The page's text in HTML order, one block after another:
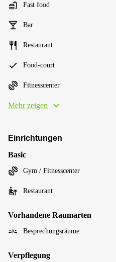
Fast food
Bar
Restaurant
Food-court
Fitnesscenter
Mehr zeigen
Einrichtungen
Basic
Gym / Fitnesscenter
Restaurant
Vorhandene Raumarten
Besprechungsräume
Verpflegung